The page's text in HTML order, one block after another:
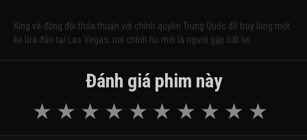
King và đồng đội thỏa thuận với chính quyền Trung Quốc để truy lùng một
kẻ lừa đảo tại Las Vegas, nơi chính họ mới là người gặp bất lợi.
Đánh giá phim này